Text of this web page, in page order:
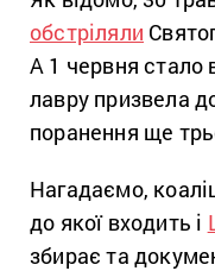
обстріляли
А 1 червня стало
лавру призвела
поранення ще
Нагадаємо,
до якої входить і
збирає та